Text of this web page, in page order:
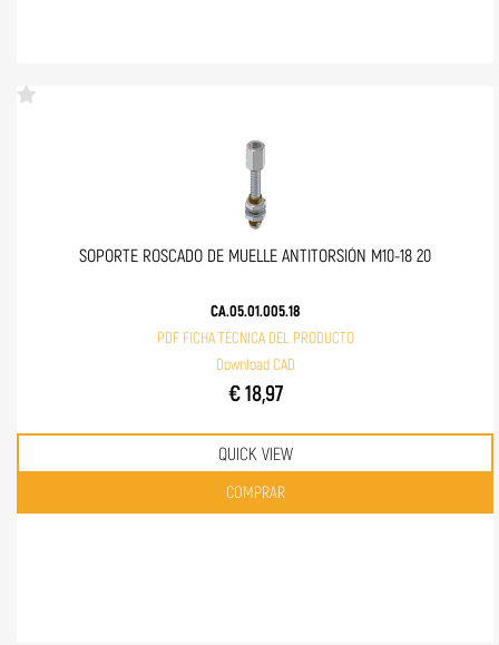
SOPORTE ROSCADO DE MUELLE ANTITORSIÓN M10-18 20
CA.05.01.005.18
PDF FICHA TÉCNICA DEL PRODUCTO
Download CAD
€ 18,97
QUICK VIEW
Quantità
COMPRAR